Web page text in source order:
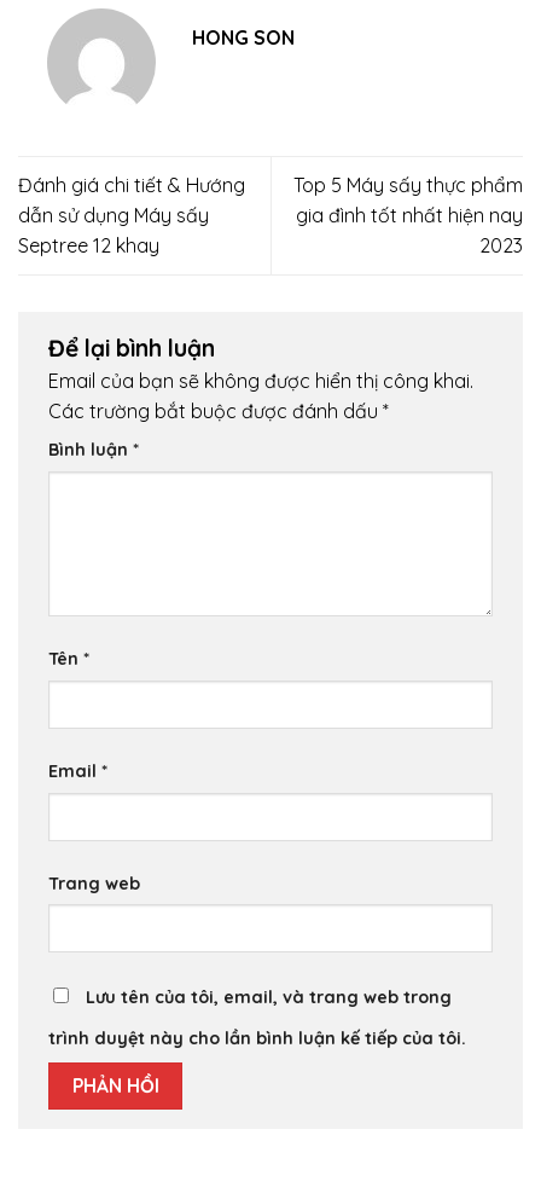
HONG SON
Đánh giá chi tiết & Hướng
dẫn sử dụng Máy sấy
Septree 12 khay
Top 5 Máy sấy thực phẩm
gia đình tốt nhất hiện nay
2023
Để lại bình luận
Email của bạn sẽ không được hiển thị công khai.
Các trường bắt buộc được đánh dấu *
Bình luận *
Tên *
Email *
Trang web
Lưu tên của tôi, email, và trang web trong
trình duyệt này cho lần bình luận kế tiếp của tôi.